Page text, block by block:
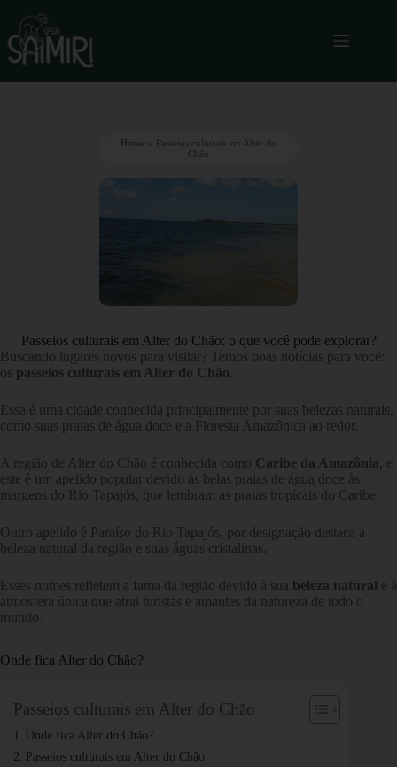
Home
Passeios culturais em Alter do
Chão
Passeios culturais em Alter do Chão: o que você pode explorar?
Buscando lugares novos para visitar? Temos boas notícias para você:
os passeios culturais em Alter do Chão
Essa é uma cidade conhecida principalmente por suas belezas naturais,
como suas praias de água doce e a Floresta Amazônica ao redor.
A região de Alter do Chão é conhecida como Caribe da Amazônia , e
este é um apelido popular devido às belas praias de água doce às
margens do Rio Tapajós, que lembram as praias tropicais do Caribe.
Outro apelido é Paraíso do Rio Tapajós, por designação destaca a
beleza natural da região e suas águas cristalinas.
Esses nomes refletem a fama da região devido à sua beleza natural e à
atmosfera única que atrai turistas e amantes da natureza de todo o
mundo.
Onde fica Alter do Chão?
Passeios culturais em Alter do Chão
Onde fica Alter do Chão?
Passeios culturais em Alter do Chão